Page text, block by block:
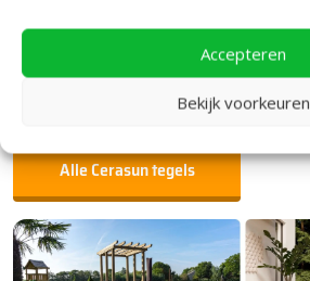
Accepteren
Bekijk voorkeuren
Cerasun – Redsun
Alle Cerasun tegels